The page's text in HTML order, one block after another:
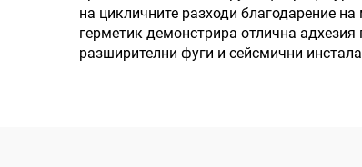
на цикличните разходи благодарение
герметик демонстрира отлична
разширителни фуги и сейсмични